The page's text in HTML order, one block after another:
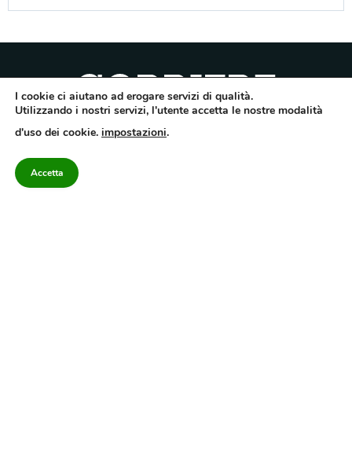
10/9/2012. Iscritto nel Registro Operatori di Comunicazione al n.7671
Avellino – Cap.Soc. 20.000 € – REA 187346 – PI/CF. Reg. naz. stampa 10218/99
I cookie ci aiutano ad erogare servizi di qualità.
Utilizzando i nostri servizi, l'utente accetta le nostre modalità
d'uso dei cookie. impostazioni.
Accetta